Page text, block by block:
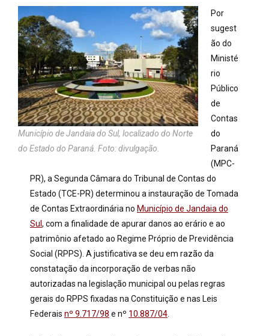
Município de Jandaia do Sul, localizado do Norte
do Estado do Paraná. Foto: divulgação.
Por
sugest
ão do
Ministé
rio
Público
de
Contas
do
Paraná
(MPC-
PR), a Segunda Câmara do Tribunal de Contas do
Estado (TCE-PR) determinou a instauração de Tomada
de Contas Extraordinária no Município de Jandaia do
Sul , com a finalidade de apurar danos ao erário e ao
patrimônio afetado ao Regime Próprio de Previdência
Social (RPPS). A justificativa se deu em razão da
constatação da incorporação de verbas não
autorizadas na legislação municipal ou pelas regras
gerais do RPPS fixadas na Constituição e nas Leis
Federais nº 9.717/98 e nº 10.887/04